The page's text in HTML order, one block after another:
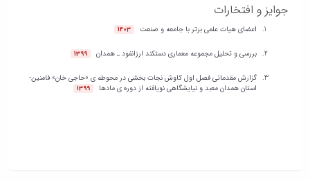
جوایز و افتخارات
اعضای هیات علمی برتر با جامعه و صنعت 1403
بررسی و تحلیل مجموعه معماری دستکند ارزانفود ـ همدان 1399
گزارش مقدماتی فصل اول کاوش نجات بخشی در محوطه ی «حاجی خان» فامنین-
استان همدان معبد و نیایشگاهی نویافته از دوره ی مادها
1399